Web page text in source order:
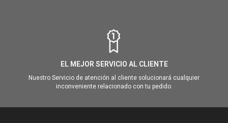
EL MEJOR SERVICIO AL CLIENTE
Nuestro Servicio de atención al cliente solucionará cualquier
inconveniente relacionado con tu pedido.